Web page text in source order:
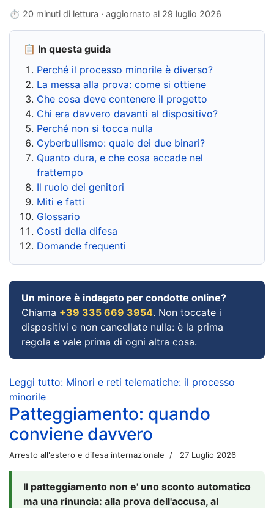
⏱ 20 minuti di lettura · aggiornato al 29 luglio 2026
📋 In questa guida
Perché il processo minorile è diverso?
La messa alla prova: come si ottiene
Che cosa deve contenere il progetto
Chi era davvero davanti al dispositivo?
Perché non si tocca nulla
Cyberbullismo: quale dei due binari?
Quanto dura, e che cosa accade nel
frattempo
Il ruolo dei genitori
Miti e fatti
Glossario
Costi della difesa
Domande frequenti
Un minore è indagato per condotte online?
Chiama +39 335 669 3954. Non toccate i
dispositivi e non cancellate nulla: è la prima
regola e vale prima di ogni altra cosa.
Leggi tutto: Minori e reti telematiche: il processo
minorile
Patteggiamento: quando
conviene davvero
Arresto all'estero e difesa internazionale 27 Luglio 2026
Il patteggiamento non e' uno sconto automatico
ma una rinuncia: alla prova dell'accusa, al